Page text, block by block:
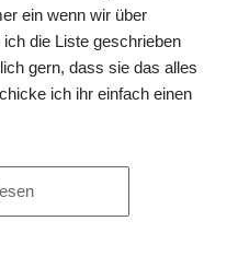
ein wenn wir über
die Liste geschrieben
gern, dass sie das alles
ich ihr einfach einen